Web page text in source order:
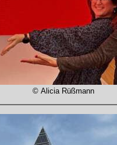
© Alicia Rüßmann